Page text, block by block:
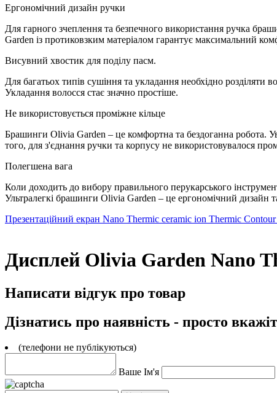
Ергономічний дизайн ручки
Для гарного зчеплення та безпечного використання ручка
Garden із протиковзким матеріалом гарантує максимальний
Висувний хвостик для поділу пасм.
Для багатьох типів сушіння та укладання необхідно
Укладання волосся стає значно простіше.
Не використовується проміжне кільце
Брашинги Olivia Garden – це комфортна та бездоганна робота.
того, для з'єднання ручки та корпусу не використовувалося
Полегшена вага
Коли доходить до вибору правильного перукарського
Ультралегкі брашинги Olivia Garden – це ергономічний дизайн
Презентаційний екран Nano Thermic ceramic ion Thermic
Дисплей Olivia Garden Nano
Написати відгук про товар
Дізнатись про наявність - просто
(телефони не публікуються)
Ваше Ім'я